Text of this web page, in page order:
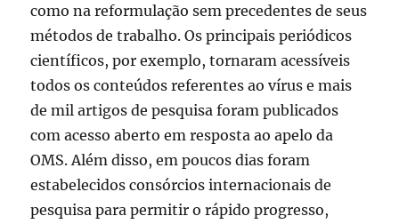
como na reformulação sem precedentes de seus
métodos de trabalho. Os principais periódicos
científicos, por exemplo, tornaram acessíveis
todos os conteúdos referentes ao vírus e mais
de mil artigos de pesquisa foram publicados
com acesso aberto em resposta ao apelo da
OMS. Além disso, em poucos dias foram
estabelecidos consórcios internacionais de
pesquisa para permitir o rápido progresso,